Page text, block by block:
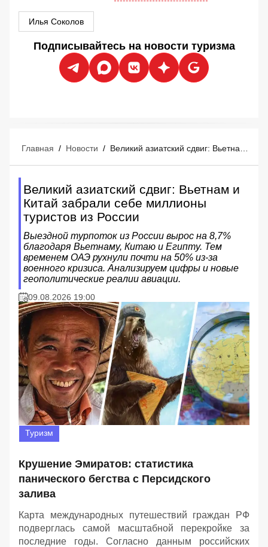
Илья Соколов
Подписывайтесь на новости туризма
Главная / Новости /
Великий азиатский сдвиг: Вьетнам и
Китай забрали себе миллионы
туристов из России
Выездной турпоток из России вырос на 8,7%
благодаря Вьетнаму, Китаю и Египту. Тем
временем ОАЭ рухнули почти на 50% из-за
военного кризиса. Анализируем цифры и новые
геополитические реалии авиации.
09.08.2026 19:00
Туризм
Крушение Эмиратов: статистика
панического бегства с Персидского
залива
Карта международных путешествий граждан РФ
подверглась самой масштабной перекройке за
последние годы. Согласно данным российских